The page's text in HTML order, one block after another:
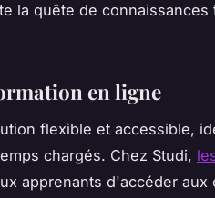
la quête de connaissances
en ligne
flexible et accessible,
chargés. Chez Studi,
apprenants d'accéder aux